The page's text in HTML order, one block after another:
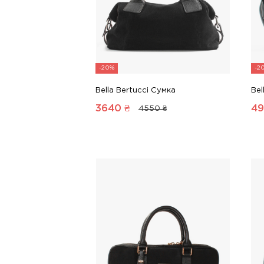
-20%
Bella Bertucci Сумка
3640 ₴ 4550 ₴
-